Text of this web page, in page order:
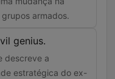
armados.
genius.
descreve a
estratégica do ex-